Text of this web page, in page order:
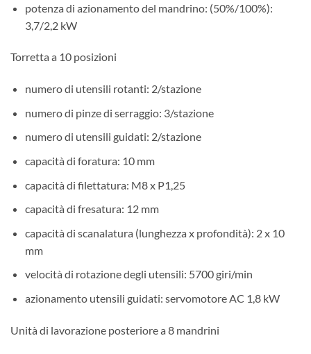
potenza di azionamento del mandrino: (50%/100%):
3,7/2,2 kW
Torretta a 10 posizioni
numero di utensili rotanti: 2/stazione
numero di pinze di serraggio: 3/stazione
numero di utensili guidati: 2/stazione
capacità di foratura: 10 mm
capacità di filettatura: M8 x P1,25
capacità di fresatura: 12 mm
capacità di scanalatura (lunghezza x profondità): 2 x 10
mm
velocità di rotazione degli utensili: 5700 giri/min
azionamento utensili guidati: servomotore AC 1,8 kW
Unità di lavorazione posteriore a 8 mandrini